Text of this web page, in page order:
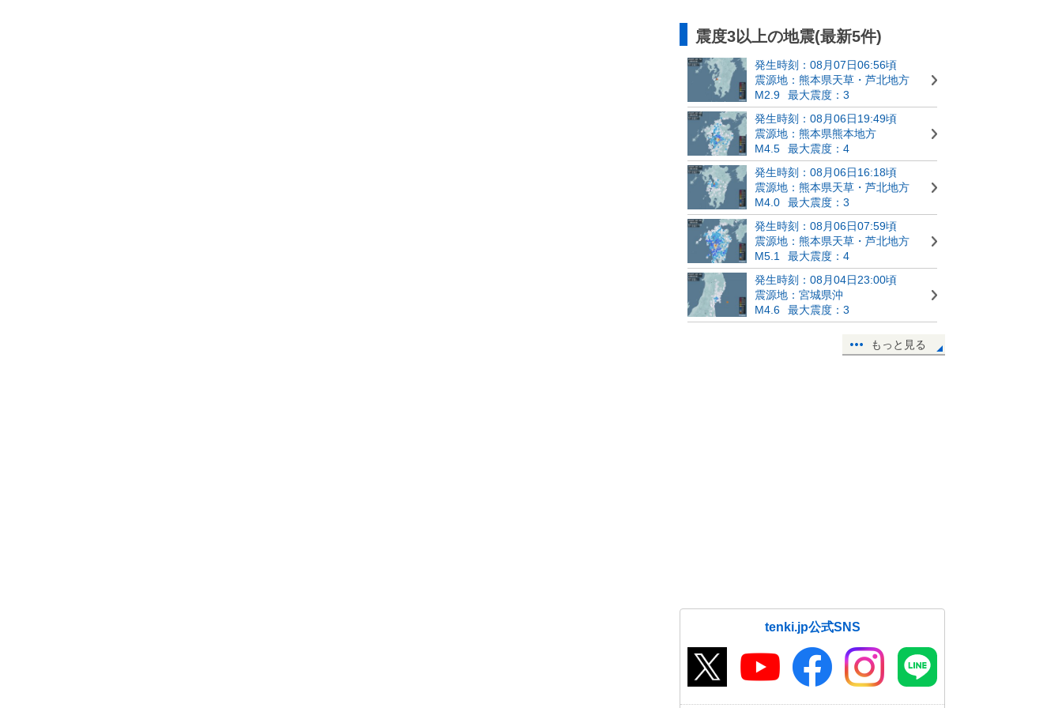
震度3以上の地震(最新5件)
発生時刻：08月07日06:56頃
震源地：熊本県天草・芦北地方
M2.9
最大震度：3
発生時刻：08月06日19:49頃
震源地：熊本県熊本地方
M4.5
最大震度：4
発生時刻：08月06日16:18頃
震源地：熊本県天草・芦北地方
M4.0
最大震度：3
発生時刻：08月06日07:59頃
震源地：熊本県天草・芦北地方
M5.1
最大震度：4
発生時刻：08月04日23:00頃
震源地：宮城県沖
M4.6
最大震度：3
もっと見る
tenki.jp公式SNS